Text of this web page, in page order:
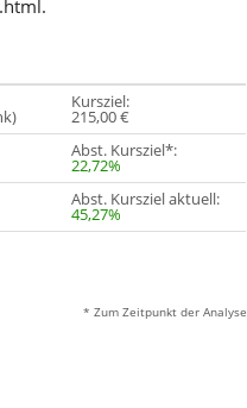
Kursziel:
215,00 €
Abst. Kursziel*:
22,72%
Abst. Kursziel aktuell:
45,27%
* Zum Zeitpunkt der Analyse